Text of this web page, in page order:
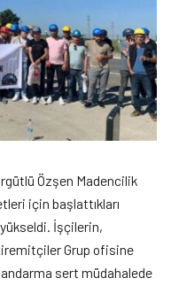
Özşen Madencilik
için başlattıkları
İşçilerin,
Grup ofisine
sert müdahalede